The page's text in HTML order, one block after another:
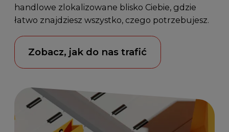
handlowe zlokalizowane blisko Ciebie, gdzie
łatwo znajdziesz wszystko, czego potrzebujesz.
Zobacz, jak do nas trafić